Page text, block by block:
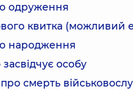
одруження
квитка (можливий
народження
особу
смерть